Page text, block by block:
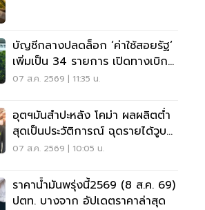
บัญชีกลางปลดล็อก ‘ค่าใช้สอยรัฐ‘
เพิ่มเป็น 34 รายการ เปิดทางเบิก
ค่าซอฟต์แวร์
07 ส.ค. 2569 | 11:35 น.
อุตฯมันสำปะหลัง โคม่า ผลผลิตต่ำ
สุดเป็นประวัติการณ์ ฉุดรายได้วูบ
กว่า 8.5 หมื่นล้าน
07 ส.ค. 2569 | 10:05 น.
ราคาน้ำมันพรุ่งนี้2569 (8 ส.ค. 69)
ปตท. บางจาก อัปเดตราคาล่าสุด